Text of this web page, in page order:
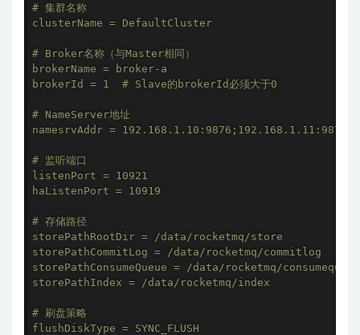
# 集群名称
clusterName = DefaultCluster
# Broker名称（与Master相同）
brokerName = broker-a
brokerId = 1  # Slave的brokerId必须大于0
# NameServer地址
namesrvAddr =
# 监听端口
listenPort = 10921
haListenPort = 10919
# 存储路径
storePathRootDir = /data/rocketmq/store
storePathCommitLog = /data/rocketmq/commitlog
storePathConsumeQueue = /data/rocketmq/consumequeue
storePathIndex = /data/rocketmq/index
# 刷盘策略
flushDiskType = SYNC_FLUSH